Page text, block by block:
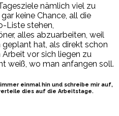
nämlich viel zu
keine Chance, all die
Liste stehen,
alles abzuarbeiten, weil
hat, als direkt schon
vor sich liegen zu
weiß, wo man anfangen soll.
einmal hin und schreibe mir auf,
dies auf die Arbeitstage.